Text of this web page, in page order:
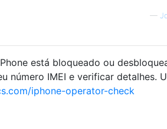
—
está bloqueado ou
número IMEI e verificar detalhes.
iphone-operator-check